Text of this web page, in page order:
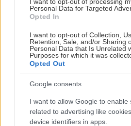
Personal Data for Targeted
Opted In
I want to opt-out of Collection,
Retention, Sale, and/or Sharing
Personal Data that Is Unrelated
Purposes for which it was
Opted Out
Google consents
I want to allow Google to enable
related to advertising like
device identifiers in apps.
CHALUPA
Na Morave prerobila
starú chalupu na
S